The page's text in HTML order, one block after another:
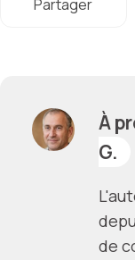
Partager
À
G.
de